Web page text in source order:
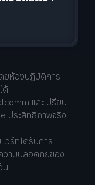
ยห้องปฏิบัติการ
ด้
และเปรียบ
ประสิทธิภาพจริง
วร์ที่ได้รับการ
วามปลอดภัยของ
น